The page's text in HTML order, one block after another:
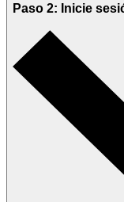
Paso 2: Inicie